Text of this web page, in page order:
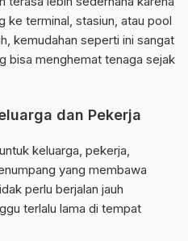
ke terminal, stasiun, atau pool
kemudahan seperti ini sangat
bisa menghemat tenaga sejak
dan Pekerja
keluarga, pekerja,
yang membawa
perlu berjalan jauh
terlalu lama di tempat